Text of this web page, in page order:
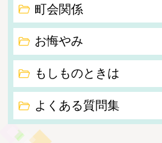
町会関係
お悔やみ
もしものときは
よくある質問集